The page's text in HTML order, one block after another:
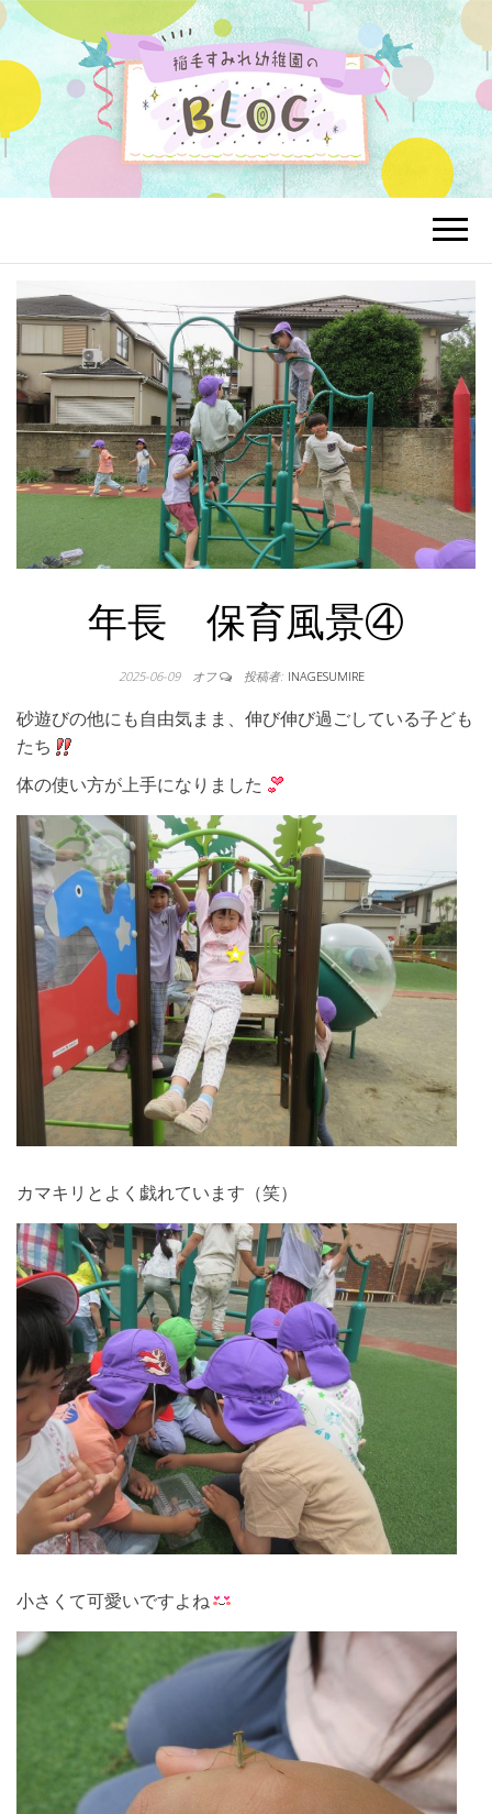
年長 保育風景④
2025-06-09 オフ 投稿者: INAGESUMIRE
砂遊びの他にも自由気まま、伸び伸び過ごしている子ども
たち
体の使い方が上手になりました
カマキリとよく戯れています（笑）
小さくて可愛いですよね